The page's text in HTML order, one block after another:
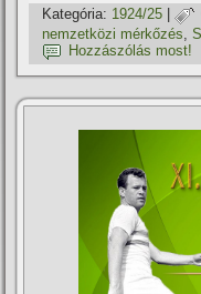
Kategória: 1924/25 |
nemzetközi mérkőzés,
Hozzászólás most!